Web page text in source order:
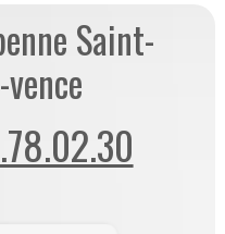
Saint-